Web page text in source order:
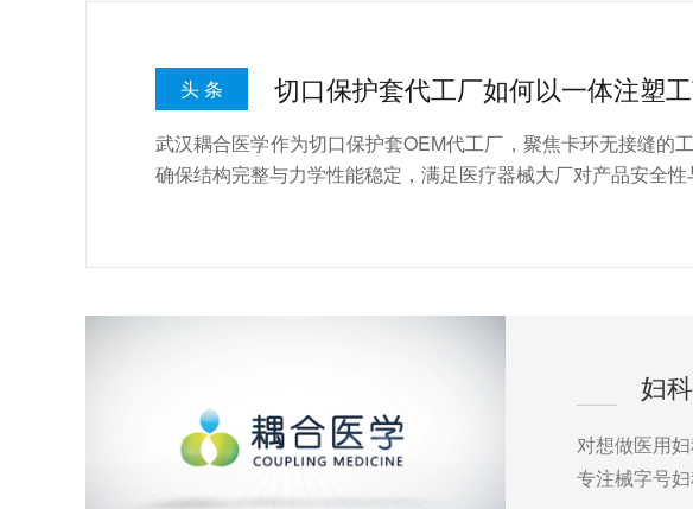
头 条 切口保护套代工厂如何以一体注塑
武汉耦合医学作为切口保护套OEM代工厂，聚焦卡环无接缝的
确保结构完整与力学性能稳定，满足医疗器械大厂对产品安全性
对想做医用
专注械字号